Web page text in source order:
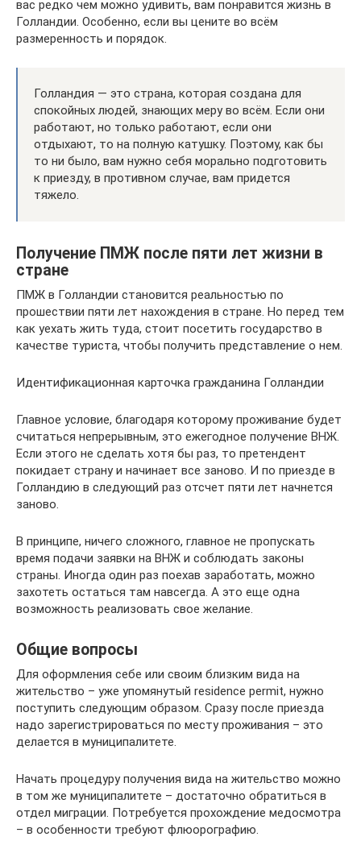
вас редко чем можно удивить, вам понравится жизнь в
Голландии. Особенно, если вы цените во всём
размеренность и порядок.
Голландия — это страна, которая создана для
спокойных людей, знающих меру во всём. Если они
работают, но только работают, если они
отдыхают, то на полную катушку. Поэтому, как бы
то ни было, вам нужно себя морально подготовить
к приезду, в противном случае, вам придется
тяжело.
Получение ПМЖ после пяти лет жизни в
стране
ПМЖ в Голландии становится реальностью по
прошествии пяти лет нахождения в стране. Но перед тем
как уехать жить туда, стоит посетить государство в
качестве туриста, чтобы получить представление о нем.
Идентификационная карточка гражданина Голландии
Главное условие, благодаря которому проживание будет
считаться непрерывным, это ежегодное получение ВНЖ.
Если этого не сделать хотя бы раз, то претендент
покидает страну и начинает все заново. И по приезде в
Голландию в следующий раз отсчет пяти лет начнется
заново.
В принципе, ничего сложного, главное не пропускать
время подачи заявки на ВНЖ и соблюдать законы
страны. Иногда один раз поехав заработать, можно
захотеть остаться там навсегда. А это еще одна
возможность реализовать свое желание.
Общие вопросы
Для оформления себе или своим близким вида на
жительство – уже упомянутый residence permit, нужно
поступить следующим образом. Сразу после приезда
надо зарегистрироваться по месту проживания – это
делается в муниципалитете.
Начать процедуру получения вида на жительство можно
в том же муниципалитете – достаточно обратиться в
отдел миграции. Потребуется прохождение медосмотра
– в особенности требуют флюорографию.